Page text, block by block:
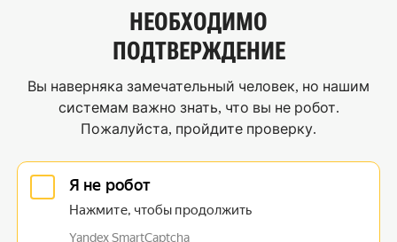
НЕОБХОДИМО
ПОДТВЕРЖДЕНИЕ
Вы наверняка замечательный человек, но нашим
системам важно знать, что вы не робот.
Пожалуйста, пройдите проверку.